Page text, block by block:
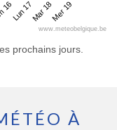
16Lun 17Mar 18Mer 19
www.meteobelgique.be
prochains jours.
À